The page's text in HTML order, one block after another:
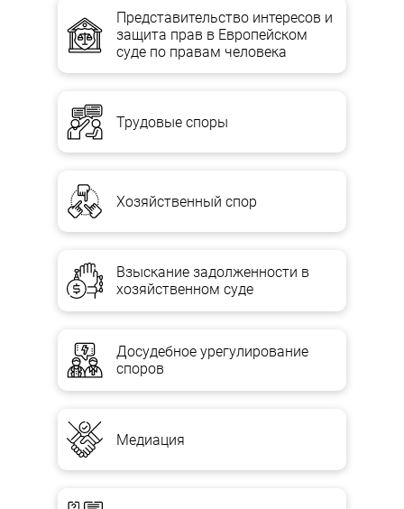
Представительство интересов и
защита прав в Европейском
суде по правам человека
Трудовые споры
Хозяйственный спор
Взыскание задолженности в
хозяйственном суде
Досудебное урегулирование
споров
Медиация